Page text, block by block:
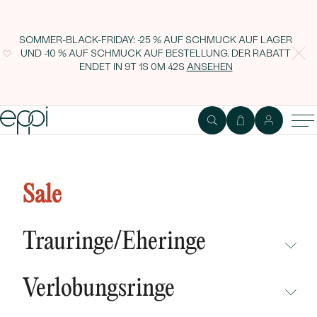
SOMMER-BLACK-FRIDAY: -25 % AUF SCHMUCK AUF LAGER
UND -10 % AUF SCHMUCK AUF BESTELLUNG. DER RABATT
ENDET IN9T 1S 0M 41S ANSEHEN
Sale
Trauringe/Eheringe
NEUHEITEN
Verlobungsringe
Diamanten Hebe